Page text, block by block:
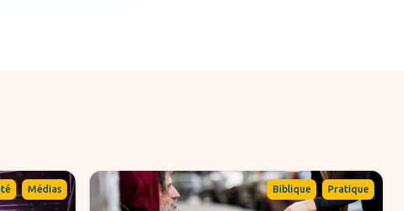
, Médias Biblique , Pratique